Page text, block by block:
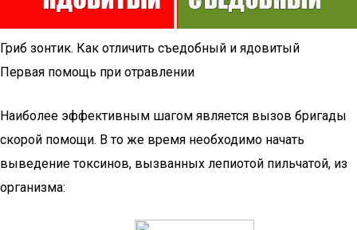
Гриб зонтик. Как отличить съедобный и ядовитый
Первая помощь при отравлении
Наиболее эффективным шагом является вызов бригады
скорой помощи. В то же время необходимо начать
выведение токсинов, вызванных лепиотой пильчатой, из
организма: